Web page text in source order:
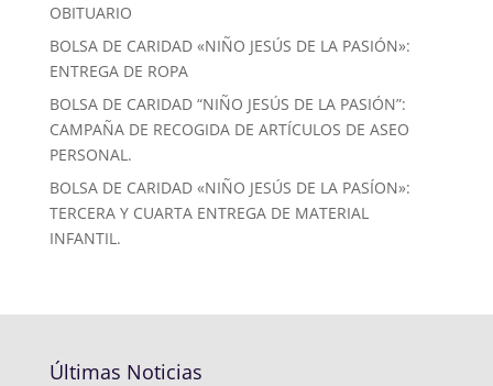
OBITUARIO
BOLSA DE CARIDAD «NIÑO JESÚS DE LA PASIÓN»:
ENTREGA DE ROPA
BOLSA DE CARIDAD “NIÑO JESÚS DE LA PASIÓN”:
CAMPAÑA DE RECOGIDA DE ARTÍCULOS DE ASEO
PERSONAL.
BOLSA DE CARIDAD «NIÑO JESÚS DE LA PASÍON»:
TERCERA Y CUARTA ENTREGA DE MATERIAL
INFANTIL.
Últimas Noticias